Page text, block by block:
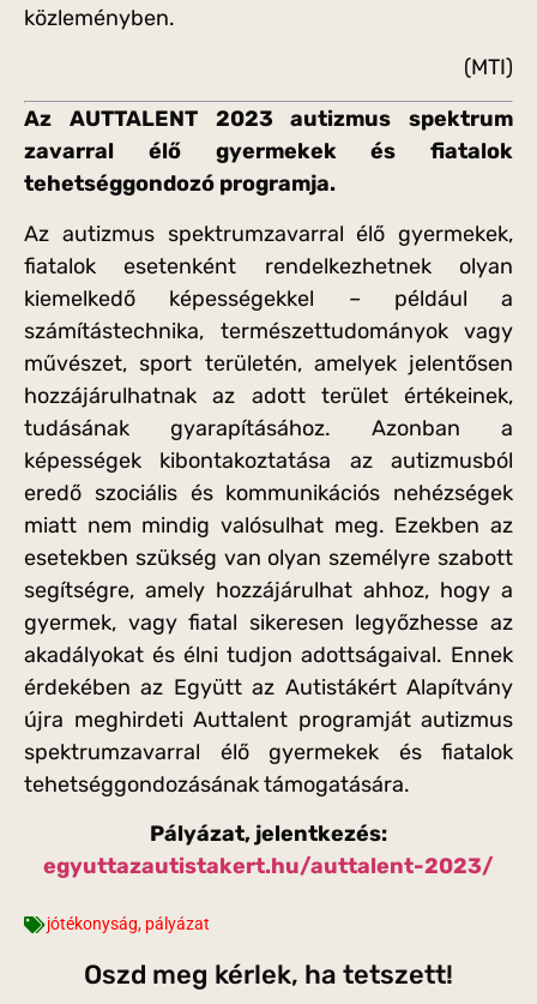
közleményben.
(MTI)
Az AUTTALENT 2023 autizmus spektrum
zavarral élő gyermekek és fiatalok
tehetséggondozó programja.
Az autizmus spektrumzavarral élő gyermekek,
fiatalok esetenként rendelkezhetnek olyan
kiemelkedő képességekkel – például a
számítástechnika, természettudományok vagy
művészet, sport területén, amelyek jelentősen
hozzájárulhatnak az adott terület értékeinek,
tudásának gyarapításához. Azonban a
képességek kibontakoztatása az autizmusból
eredő szociális és kommunikációs nehézségek
miatt nem mindig valósulhat meg. Ezekben az
esetekben szükség van olyan személyre szabott
segítségre, amely hozzájárulhat ahhoz, hogy a
gyermek, vagy fiatal sikeresen legyőzhesse az
akadályokat és élni tudjon adottságaival. Ennek
érdekében az Együtt az Autistákért Alapítvány
újra meghirdeti Auttalent programját autizmus
spektrumzavarral élő gyermekek és fiatalok
tehetséggondozásának támogatására.
Pályázat, jelentkezés:
egyuttazautistakert.hu/auttalent-2023/
jótékonyság, pályázat
Oszd meg kérlek, ha tetszett!